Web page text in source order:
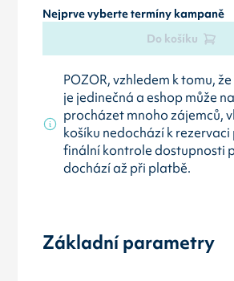
Nejprve vyberte termíny kampaně
Do košíku
POZOR, vzhledem k tomu,
je jedinečná a eshop může
procházet mnoho zájemců,
košíku nedochází k rezervaci
finální kontrole dostupnosti
dochází až při platbě.
Základní parametry